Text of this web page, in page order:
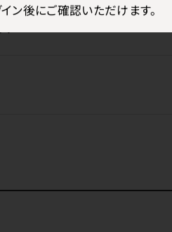
ン後にご確認いただけます。
：